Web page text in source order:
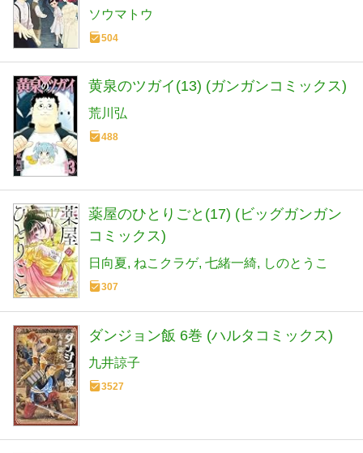
ソウマトウ
504
黄泉のツガイ(13) (ガンガンコミックス)
荒川弘
488
薬屋のひとりごと(17) (ビッグガンガン
コミックス)
日向夏 ねこクラゲ 七緒一綺 しのとうこ
307
ダンジョン飯 6巻 (ハルタコミックス)
九井諒子
3527